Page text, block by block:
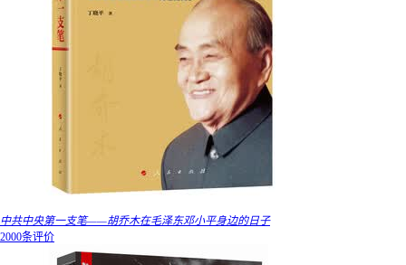
中共中央第一支笔——胡乔木在毛泽东邓小平身边的日子
2000条评价